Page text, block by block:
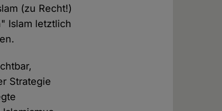
(zu Recht!)
Islam letztlich
Strategie